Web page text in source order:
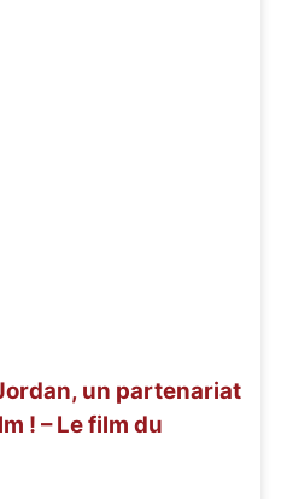
un partenariat
! – Le film du